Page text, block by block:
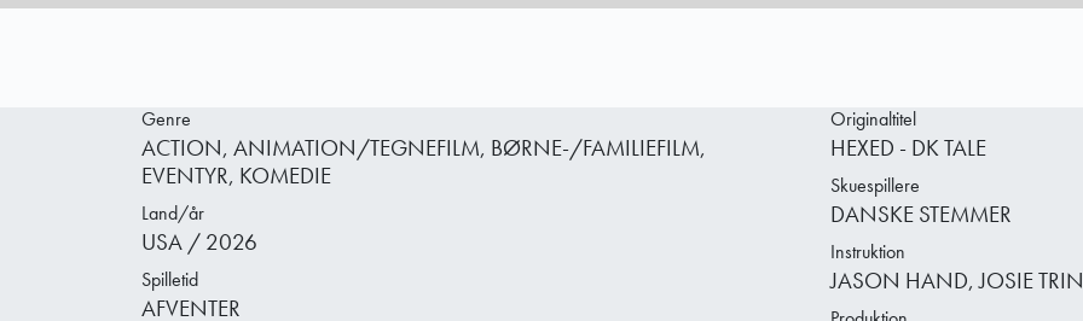
Genre
ACTION, ANIMATION/TEGNEFILM, BØRNE-/FAMILIEFILM,
EVENTYR, KOMEDIE
Land/år
USA / 2026
Spilletid
AFVENTER
Originaltitel
HEXED - DK TALE
Skuespillere
DANSKE STEMMER
Instruktion
JASON HAND, JOSIE